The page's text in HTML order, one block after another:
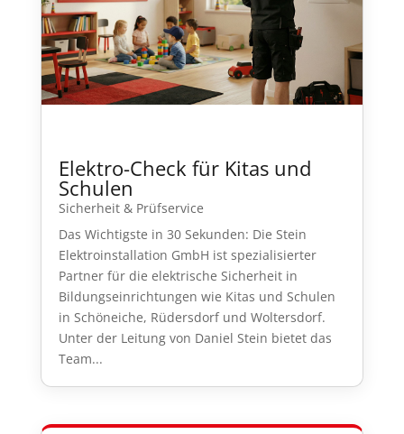
Elektro-Check für Kitas und
Schulen
Sicherheit & Prüfservice
Das Wichtigste in 30 Sekunden: Die Stein
Elektroinstallation GmbH ist spezialisierter
Partner für die elektrische Sicherheit in
Bildungseinrichtungen wie Kitas und Schulen
in Schöneiche, Rüdersdorf und Woltersdorf.
Unter der Leitung von Daniel Stein bietet das
Team...